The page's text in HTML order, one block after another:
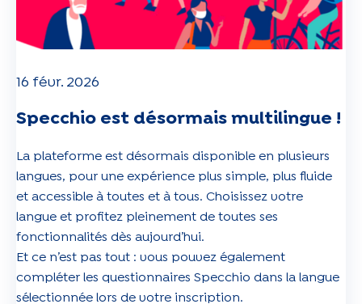
16 févr. 2026
Specchio est désormais multilingue !
La plateforme est désormais disponible en plusieurs
langues, pour une expérience plus simple, plus fluide
et accessible à toutes et à tous. Choisissez votre
langue et profitez pleinement de toutes ses
fonctionnalités dès aujourd’hui.
Et ce n’est pas tout : vous pouvez également
compléter les questionnaires Specchio dans la langue
sélectionnée lors de votre inscription.